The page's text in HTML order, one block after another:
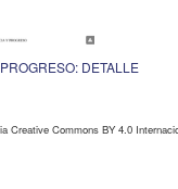
DETALLE
Creative Commons BY 4.0